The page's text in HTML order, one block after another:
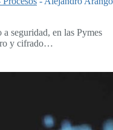
seguridad, en las Pymes
y cifrado…